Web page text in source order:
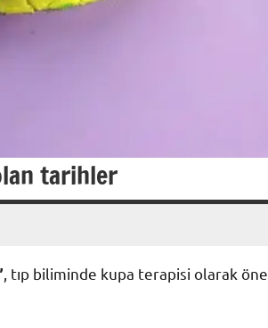
tarihler
, tıp biliminde kupa terapisi olarak öne